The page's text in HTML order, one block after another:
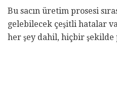
Bu sacın üretim prosesi
gelebilecek çeşitli hatalar
her şey dahil, hiçbir şekilde